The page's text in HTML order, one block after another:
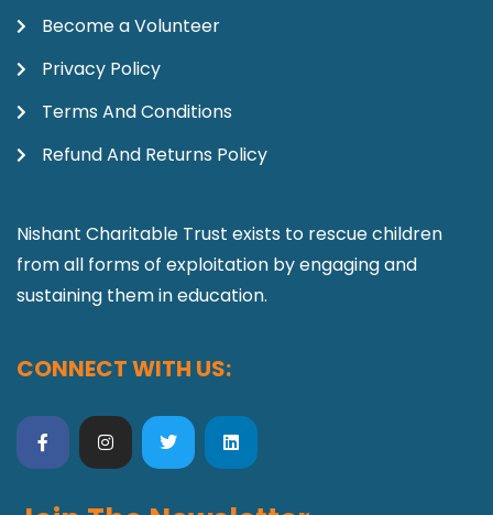
Become a Volunteer
Privacy Policy
Terms And Conditions
Refund And Returns Policy
Nishant Charitable Trust exists to rescue children
from all forms of exploitation by engaging and
sustaining them in education.
CONNECT WITH US: